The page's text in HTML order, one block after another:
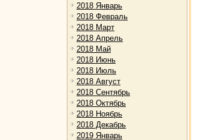
2018 Январь
2018 Февраль
2018 Март
2018 Апрель
2018 Май
2018 Июнь
2018 Июль
2018 Август
2018 Сентябрь
2018 Октябрь
2018 Ноябрь
2018 Декабрь
2019 Январь